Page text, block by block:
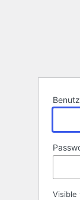
Visible